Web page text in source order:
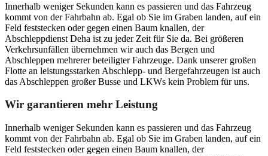
Innerhalb weniger Sekunden kann es passieren und das Fahrzeug
kommt von der Fahrbahn ab. Egal ob Sie im Graben landen, auf ein
Feld feststecken oder gegen einen Baum knallen, der
Abschleppdienst Deha ist zu jeder Zeit für Sie da. Bei größeren
Verkehrsunfällen übernehmen wir auch das Bergen und
Abschleppen mehrerer beteiligter Fahrzeuge. Dank unserer großen
Flotte an leistungsstarken Abschlepp- und Bergefahrzeugen ist auch
das Abschleppen großer Busse und LKWs kein Problem für uns.
Wir garantieren mehr Leistung
Innerhalb weniger Sekunden kann es passieren und das Fahrzeug
kommt von der Fahrbahn ab. Egal ob Sie im Graben landen, auf ein
Feld feststecken oder gegen einen Baum knallen, der